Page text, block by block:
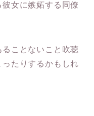
女に嫉妬する同僚
ことないこと吹聴
たりするかもしれ